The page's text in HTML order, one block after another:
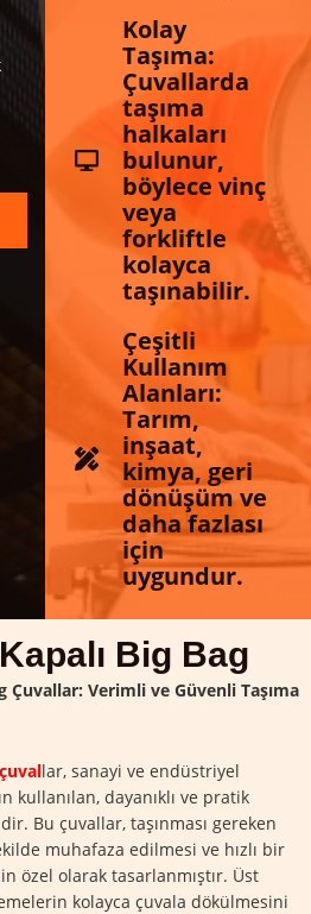
Kolay
Taşıma:
Çuvallarda
taşıma
halkaları
bulunur,
böylece vinç
veya
forkliftle
kolayca
taşınabilir.
Çeşitli
Kullanım
Alanları:
Tarım,
inşaat,
kimya, geri
dönüşüm ve
daha fazlası
için
uygundur.
Big Bag
Çuvallar: Verimli ve Güvenli Taşıma
lar, sanayi ve endüstriyel
kullanılan, dayanıklı ve pratik
Bu çuvallar, taşınması gereken
muhafaza edilmesi ve hızlı bir
özel olarak tasarlanmıştır. Üst
kolayca çuvala dökülmesini